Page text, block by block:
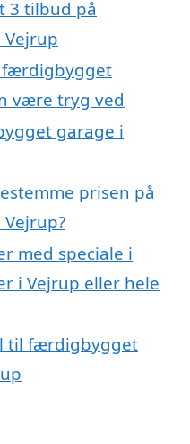
3 tilbud på
færdigbygget
være tryg ved
garage i
prisen på
med speciale i
i Vejrup eller hele
til færdigbygget